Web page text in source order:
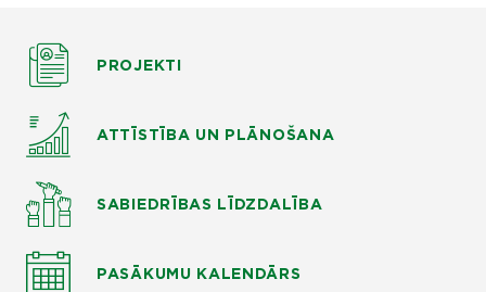
PROJEKTI
ATTĪSTĪBA UN PLĀNOŠANA
SABIEDRĪBAS LĪDZDALĪBA
PASĀKUMU KALENDĀRS